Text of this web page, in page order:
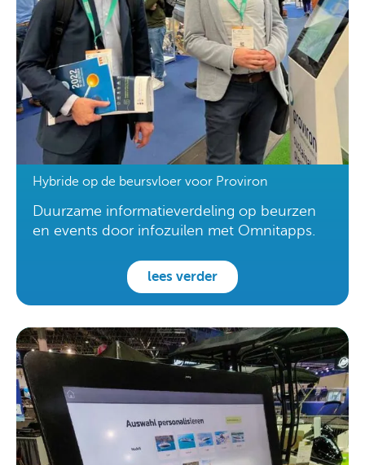
Hybride op de beursvloer voor Proviron
Duurzame informatieverdeling op beurzen
en events door infozuilen met Omnitapps.
lees verder